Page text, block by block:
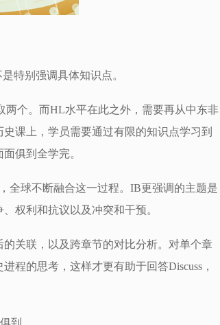
特别强调具体知识点。
两个。而HL水平在此之外，需要再从中东非
课上，学员需要通过有限的知识点学习到
俱到全学完。
全球不断融合这一过程。IB更强调的主题是
权利和抗议以及冲突和干预。
关联，以及跨章节的对比分析。对单个章
程的思考，这样才更有助于回答Discuss，
到。